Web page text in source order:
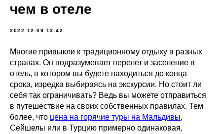
чем в отеле
2022-12-09 13:42
Многие привыкли к традиционному отдыху в разных
странах. Он подразумевает перелет и заселение в
отель, в котором вы будете находиться до конца
срока, изредка выбираясь на экскурсии. Но стоит ли
себя так ограничивать? Ведь вы можете отправиться
в путешествие на своих собственных правилах. Тем
более, что цена на горячие туры на Мальдивы,
Сейшелы или в Турцию примерно одинаковая,